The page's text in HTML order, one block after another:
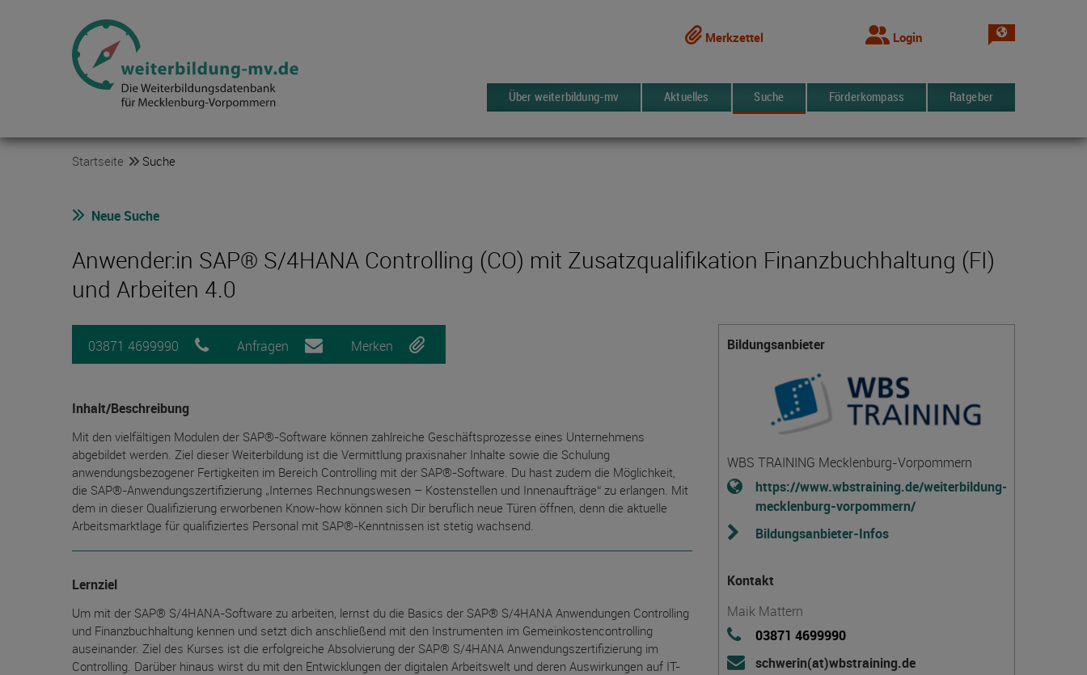
Merkzettel Login Sprache
Über weiterbildung-mv Aktuelles Suche Förderkompass Ratgeber
Startseite Suche
Neue Suche
Anwender:in SAP® S/4HANA Controlling (CO) mit Zusatzqualifikation Finanzbuchhaltung (FI)
und Arbeiten 4.0
03871 4699990 Anfragen Merken
Inhalt/Beschreibung
Mit den vielfältigen Modulen der SAP®-Software können zahlreiche Geschäftsprozesse eines Unternehmens
abgebildet werden. Ziel dieser Weiterbildung ist die Vermittlung praxisnaher Inhalte sowie die Schulung
anwendungsbezogener Fertigkeiten im Bereich Controlling mit der SAP®-Software. Du hast zudem die Möglichkeit,
die SAP®-Anwendungszertifizierung „Internes Rechnungswesen – Kostenstellen und Innenaufträge“ zu erlangen. Mit
dem in dieser Qualifizierung erworbenen Know-how können sich Dir beruflich neue Türen öffnen, denn die aktuelle
Arbeitsmarktlage für qualifiziertes Personal mit SAP®-Kenntnissen ist stetig wachsend.
Lernziel
Um mit der SAP® S/4HANA-Software zu arbeiten, lernst du die Basics der SAP® S/4HANA Anwendungen Controlling
und Finanzbuchhaltung kennen und setzt dich anschließend mit den Instrumenten im Gemeinkostencontrolling
auseinander. Ziel des Kurses ist die erfolgreiche Absolvierung der SAP® S/4HANA Anwendungszertifizierung im
Controlling. Darüber hinaus wirst du mit den Entwicklungen der digitalen Arbeitswelt und deren Auswirkungen auf IT-
Bildungsanbieter
WBS TRAINING Mecklenburg-Vorpommern
https://www.wbstraining.de/weiterbildung-
mecklenburg-vorpommern/
Bildungsanbieter-Infos
Kontakt
Maik Mattern
03871 4699990
schwerin(at)wbstraining.de